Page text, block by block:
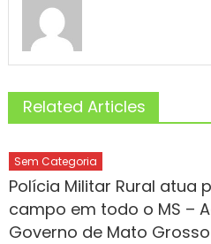
Related Articles
Sem Categoria
Polícia Militar Rural atua
campo em todo o MS –
Governo de Mato